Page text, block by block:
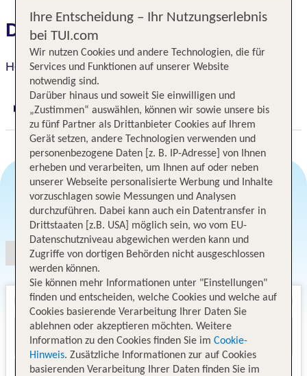
Das erwartet Sie
Hotel Bonum
Digitaler und telefonischer 24/7 TUI Service
Angebotsauswahl
Ihre Entscheidung – Ihr Nutzungserlebnis
bei TUI.com
Wir nutzen Cookies und andere Technologien, die für
Services und Funktionen auf unserer Website
notwendig sind.
Darüber hinaus und soweit Sie einwilligen und
„Zustimmen“ auswählen, können wir sowie unsere bis
zu fünf Partner als Drittanbieter Cookies auf Ihrem
Gerät setzen, andere Technologien verwenden und
personenbezogene Daten [z. B. IP-Adresse] von Ihnen
erheben und verarbeiten, um Ihnen auf oder neben
unserer Webseite personalisierte Werbung und Inhalte
vorzuschlagen sowie Messungen und Analysen
durchzuführen. Dabei kann auch ein Datentransfer in
Drittstaaten [z.B. USA] möglich sein, wo vom EU-
Datenschutzniveau abgewichen werden kann und
Zugriffe von dortigen Behörden nicht ausgeschlossen
werden können.
Sie können mehr Informationen unter "Einstellungen"
finden und entscheiden, welche Cookies und welche auf
Cookies basierende Verarbeitung Ihrer Daten Sie
ablehnen oder akzeptieren möchten. Weitere
Information zu den Cookies finden Sie im Cookie-
Hinweis. Zusätzliche Informationen zur auf Cookies
basierenden Verarbeitung Ihrer Daten finden Sie im